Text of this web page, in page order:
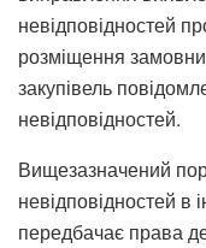
невідповідностей
розміщення
закупівель
невідповідностей.
Вищезазначений
невідповідностей в
передбачає права